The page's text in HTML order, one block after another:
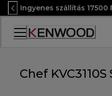
Skip
to
Content
Ingyenes szállítás
Accessibility
Chef